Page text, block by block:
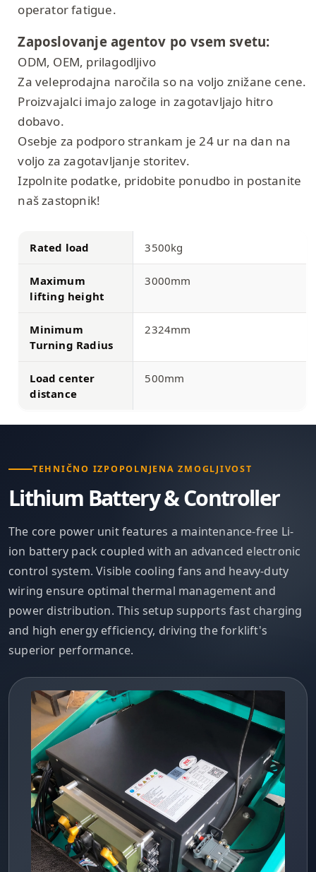
operator fatigue.
Zaposlovanje agentov po vsem svetu:
ODM, OEM, prilagodljivo
Za veleprodajna naročila so na voljo znižane cene.
Proizvajalci imajo zaloge in zagotavljajo hitro
dobavo.
Osebje za podporo strankam je 24 ur na dan na
voljo za zagotavljanje storitev.
Izpolnite podatke, pridobite ponudbo in postanite
naš zastopnik!
Rated load 3500kg
Maximum
lifting height
3000mm
Minimum
Turning Radius
2324mm
Load center
distance
500mm
TEHNIČNO IZPOPOLNJENA ZMOGLJIVOST
Lithium Battery & Controller
The core power unit features a maintenance-free Li-
ion battery pack coupled with an advanced electronic
control system. Visible cooling fans and heavy-duty
wiring ensure optimal thermal management and
power distribution. This setup supports fast charging
and high energy efficiency, driving the forklift's
superior performance.